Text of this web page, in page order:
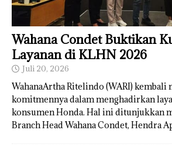
Wahana Condet Buktikan
Layanan di KLHN 2026
Juli 20, 2026
WahanaArtha Ritelindo (WARI)
komitmennya dalam menghadirkan
konsumen Honda. Hal ini ditunjukkan
Branch Head Wahana Condet, Hendra